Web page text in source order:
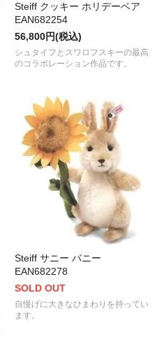
Steiff クッキー ホリデーベア
EAN682254
56,800円(税込)
シュタイフとスワロフスキーの最高
のコラボレーション作品です。
Steiff サニー バニー
EAN682278
SOLD OUT
自慢げに大きなひまわりを持ってい
ます。